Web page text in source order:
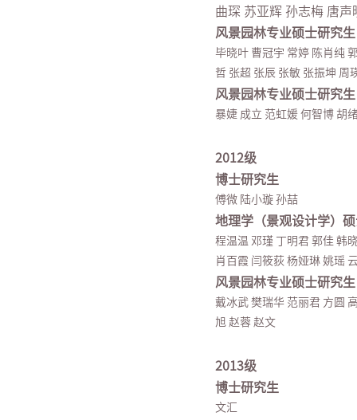
曲琛 苏亚辉 孙志梅 唐
风景园林专业硕士研究
毕晓叶 曹冠宇 常婷 陈肖纯
哲 张超 张辰 张敏 张振坤 周
风景园林专业硕士研究
暴婕 成立 范虹媛 何智博 胡
2012级
博士研究生
傅微 陆小璇 孙喆
地理学（景观设计学）
程温温 邓瑾 丁明君 郭佳 韩
肖百霞 闫筱荻 杨娅琳 姚瑶
风景园林专业硕士研究
戴冰武 樊瑞华 范丽君 方圆
旭 赵蓉 赵文
2013级
博士研究生
文汇